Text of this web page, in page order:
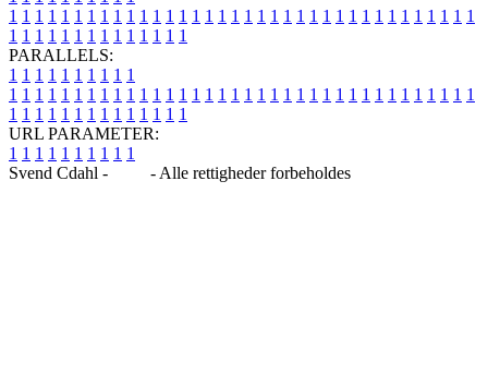
1 1 1 1 1 1 1 1 1 1 1 1 1 1 1 1 1 1 1 1 1 1 1 1 1 1 1 1 1 1 1 1 1 1 1 1
1 1 1 1 1 1 1 1 1 1 1 1 1 1
PARALLELS:
1 1 1 1 1 1 1 1 1 1
1 1 1 1 1 1 1 1 1 1 1 1 1 1 1 1 1 1 1 1 1 1 1 1 1 1 1 1 1 1 1 1 1 1 1 1
1 1 1 1 1 1 1 1 1 1 1 1 1 1
URL PARAMETER:
1 1 1 1 1 1 1 1 1 1
Svend Cdahl -
- Alle rettigheder forbeholdes